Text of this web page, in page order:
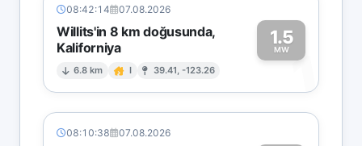
08:42:14 07.08.2026
Willits'in 8 km doğusunda,
Kaliforniya
6.8 km I 39.41, -123.26
1.5
MW1
08:10:38 07.08.2026